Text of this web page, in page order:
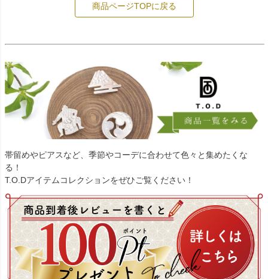
商品ページTOPに戻る
帯留めやピアスなど、季節やコーデに合わせて色々と集めたくな
る！
T.O.Dアイテムコレクションをぜひご覧ください！